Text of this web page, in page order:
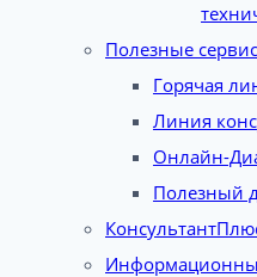
Полезные
Горячая
Линия
Онлайн-
Полезный